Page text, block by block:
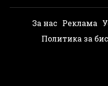
За нас Реклама
Политика за